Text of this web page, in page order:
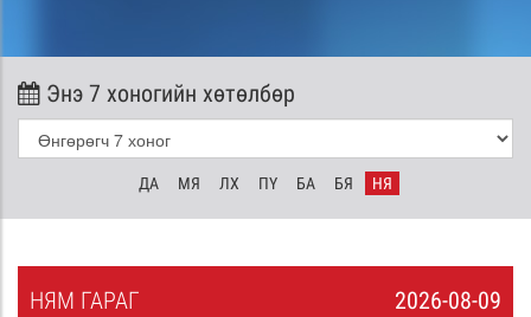
Энэ 7 хоногийн хөтөлбөр
ДА МЯ ЛХ ПҮ БА БЯ НЯ
2026-08-09
НЯМ ГАРАГ